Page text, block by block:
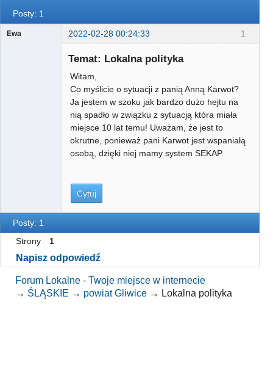
Posty: 1
1
Ewa 2022-02-28 00:24:33
Temat: Lokalna polityka
Witam,
Co myślicie o sytuacji z panią Anną Karwot?
Ja jestem w szoku jak bardzo dużo hejtu na
nią spadło w związku z sytuacją która miała
miejsce 10 lat temu! Uważam, że jest to
okrutne, ponieważ pani Karwot jest wspaniałą
osobą, dzięki niej mamy system SEKAP.
Cytuj
Posty: 1
Strony
1
Napisz odpowiedź
Forum Lokalne - Twoje miejsce w internecie
→ ŚLĄSKIE → powiat Gliwice → Lokalna polityka